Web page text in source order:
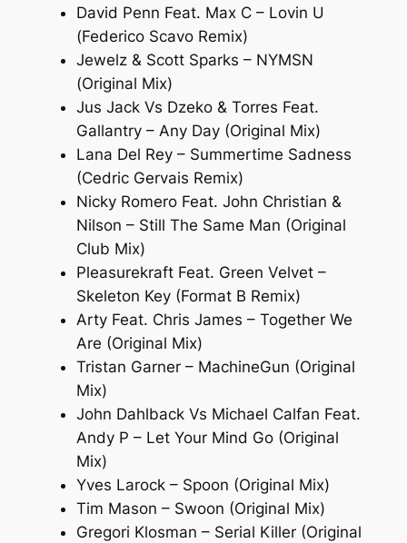
David Penn Feat. Max C – Lovin U
(Federico Scavo Remix)
Jewelz & Scott Sparks – NYMSN
(Original Mix)
Jus Jack Vs Dzeko & Torres Feat.
Gallantry – Any Day (Original Mix)
Lana Del Rey – Summertime Sadness
(Cedric Gervais Remix)
Nicky Romero Feat. John Christian &
Nilson – Still The Same Man (Original
Club Mix)
Pleasurekraft Feat. Green Velvet –
Skeleton Key (Format B Remix)
Arty Feat. Chris James – Together We
Are (Original Mix)
Tristan Garner – MachineGun (Original
Mix)
John Dahlback Vs Michael Calfan Feat.
Andy P – Let Your Mind Go (Original
Mix)
Yves Larock – Spoon (Original Mix)
Tim Mason – Swoon (Original Mix)
Gregori Klosman – Serial Killer (Original